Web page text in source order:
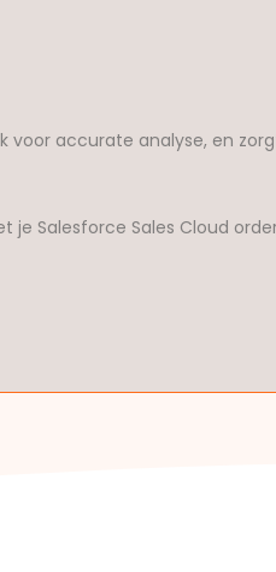
accurate analyse, en
Salesforce Sales Cloud